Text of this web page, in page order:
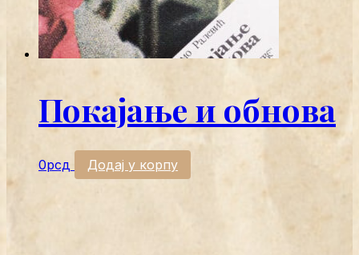
Покајање и обнова
0рсд Додај у корпу